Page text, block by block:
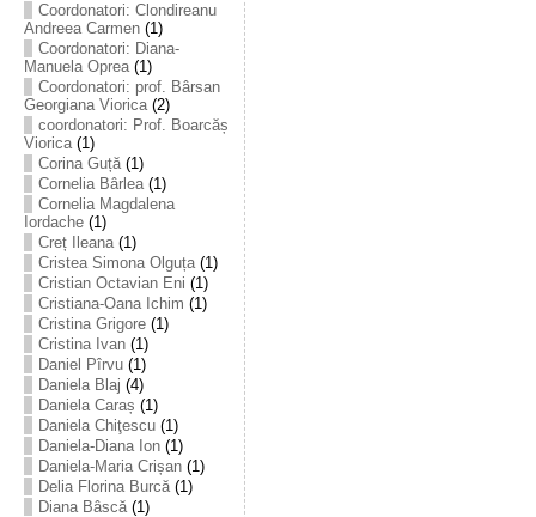
Coordonatori: Clondireanu
Andreea Carmen(1)
Coordonatori: Diana-
Manuela Oprea(1)
Coordonatori: prof. Bârsan
Georgiana Viorica(2)
coordonatori: Prof. Boarcăș
Viorica(1)
Corina Guță(1)
Cornelia Bârlea(1)
Cornelia Magdalena
Iordache(1)
Creț Ileana(1)
Cristea Simona Olguța(1)
Cristian Octavian Eni (1)
Cristiana-Oana Ichim (1)
Cristina Grigore(1)
Cristina Ivan(1)
Daniel Pîrvu(1)
Daniela Blaj (4)
Daniela Caraș (1)
Daniela Chiţescu(1)
Daniela-Diana Ion(1)
Daniela-Maria Crișan(1)
Delia Florina Burcă(1)
Diana Bâscă(1)